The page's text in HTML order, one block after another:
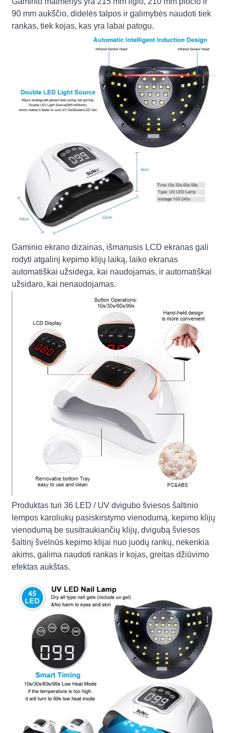
90 mm aukščio, didelės talpos ir galimybės naudoti tiek
rankas, tiek kojas, kas yra labai patogu.
Gaminio ekrano dizainas, išmanusis LCD ekranas gali
rodyti atgalinį kepimo klijų laiką, laiko ekranas
automatiškai užsidega, kai naudojamas, ir automatiškai
užsidaro, kai nenaudojamas.
Produktas turi 36 LED / UV dvigubo šviesos šaltinio
lempos karoliukų pasiskirstymo vienodumą, kepimo klijų
vienodumą be susitraukiančių klijų, dvigubą šviesos
šaltinį švelnūs kepimo klijai nuo juodų rankų, nekenkia
akims, galima naudoti rankas ir kojas, greitas džiūvimo
efektas aukštas.